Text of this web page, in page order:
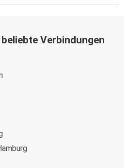
Verbindungen